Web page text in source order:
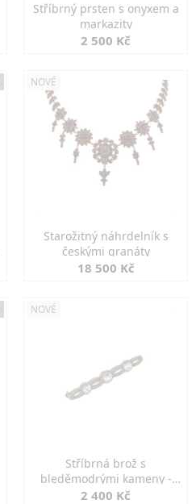
Stříbrný prsten s onyxem a
markazity
2 500 Kč
NOVÉ
Starožitný náhrdelník s
českými granáty
18 500 Kč
NOVÉ
Stříbrná brož s
bleděmodrými kameny -
jemná elegance
2 400 Kč